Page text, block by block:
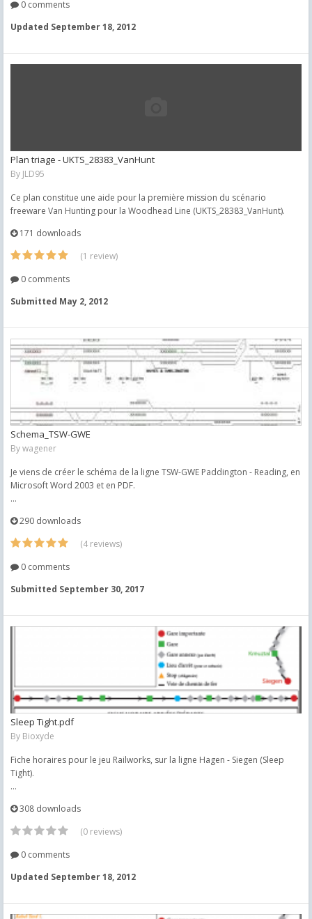
0 comments
Updated September 18, 2012
Plan triage - UKTS_28383_VanHunt
By JLD95
Ce plan constitue une aide pour la première mission du scénario
freeware Van Hunting pour la Woodhead Line (UKTS_28383_VanHunt).
171 downloads
(1 review)
0 comments
Submitted May 2, 2012
Schema_TSW-GWE
Bywagener
Je viens de créer le schéma de la ligne TSW-GWE Paddington - Reading, en
Microsoft Word 2003 et en PDF.
...
290 downloads
(4 reviews)
0 comments
Submitted September 30, 2017
Sleep Tight.pdf
By Bioxyde
Fiche horaires pour le jeu Railworks, sur la ligne Hagen - Siegen (Sleep
Tight).
...
308 downloads
(0 reviews)
0 comments
Updated September 18, 2012